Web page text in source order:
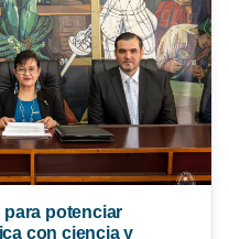
para potenciar
con ciencia y